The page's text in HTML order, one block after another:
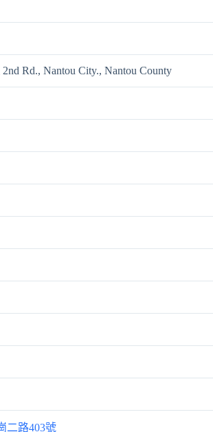
Rd., Nantou City., Nantou County
二路403號